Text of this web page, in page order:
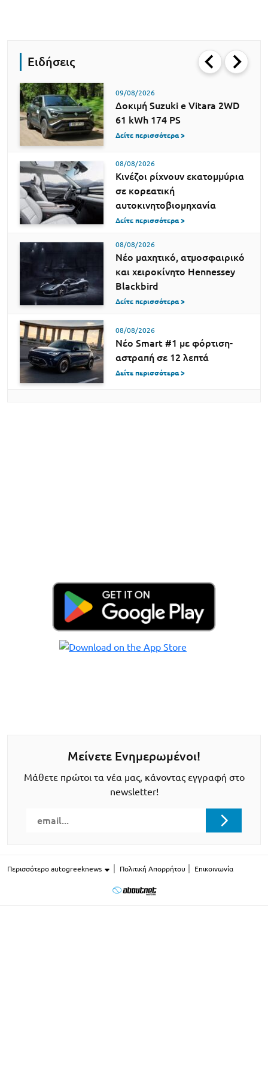
Ειδήσεις
09/08/2026
Δοκιμή Suzuki e Vitara 2WD
61 kWh 174 PS
Δείτε περισσότερα >
08/08/2026
Κινέζοι ρίχνουν εκατομμύρια
σε κορεατική
αυτοκινητοβιομηχανία
Δείτε περισσότερα >
08/08/2026
Νέο μαχητικό, ατμοσφαιρικό
και χειροκίνητο Hennessey
Blackbird
Δείτε περισσότερα >
08/08/2026
Νέο Smart #1 με φόρτιση-
αστραπή σε 12 λεπτά
Δείτε περισσότερα >
Μείνετε Ενημερωμένοι!
Μάθετε πρώτοι τα νέα μας, κάνοντας εγγραφή στο
newsletter!
Περισσότερο autogreeknews Πολιτική Απορρήτου Επικοινωνία